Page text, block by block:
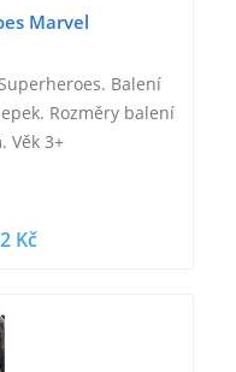
Marvel
Balení
Rozměry balení
Věk 3+
Kč